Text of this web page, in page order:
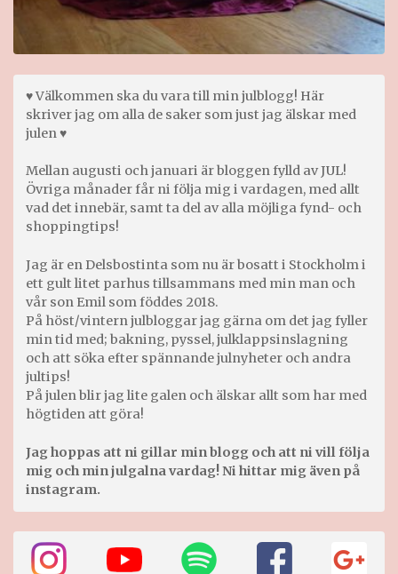
♥ Välkommen ska du vara till min julblogg! Här
skriver jag om alla de saker som just jag älskar med
julen ♥
Mellan augusti och januari är bloggen fylld av JUL!
Övriga månader får ni följa mig i vardagen, med allt
vad det innebär, samt ta del av alla möjliga fynd- och
shoppingtips!
Jag är en Delsbostinta som nu är bosatt i Stockholm i
ett gult litet parhus tillsammans med min man och
vår son Emil som föddes 2018.
På höst/vintern julbloggar jag gärna om det jag fyller
min tid med; bakning, pyssel, julklappsinslagning
och att söka efter spännande julnyheter och andra
jultips!
På julen blir jag lite galen och älskar allt som har med
högtiden att göra!
Jag hoppas att ni gillar min blogg och att ni vill följa
mig och min julgalna vardag! Ni hittar mig även på
instagram.